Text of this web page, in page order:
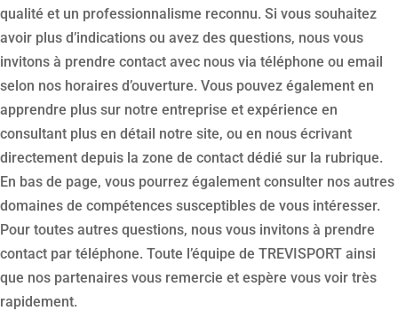
qualité et un professionnalisme reconnu. Si vous souhaitez
avoir plus d’indications ou avez des questions, nous vous
invitons à prendre contact avec nous via téléphone ou email
selon nos horaires d’ouverture. Vous pouvez également en
apprendre plus sur notre entreprise et expérience en
consultant plus en détail notre site, ou en nous écrivant
directement depuis la zone de contact dédié sur la rubrique.
En bas de page, vous pourrez également consulter nos autres
domaines de compétences susceptibles de vous intéresser.
Pour toutes autres questions, nous vous invitons à prendre
contact par téléphone. Toute l’équipe de TREVISPORT ainsi
que nos partenaires vous remercie et espère vous voir très
rapidement.